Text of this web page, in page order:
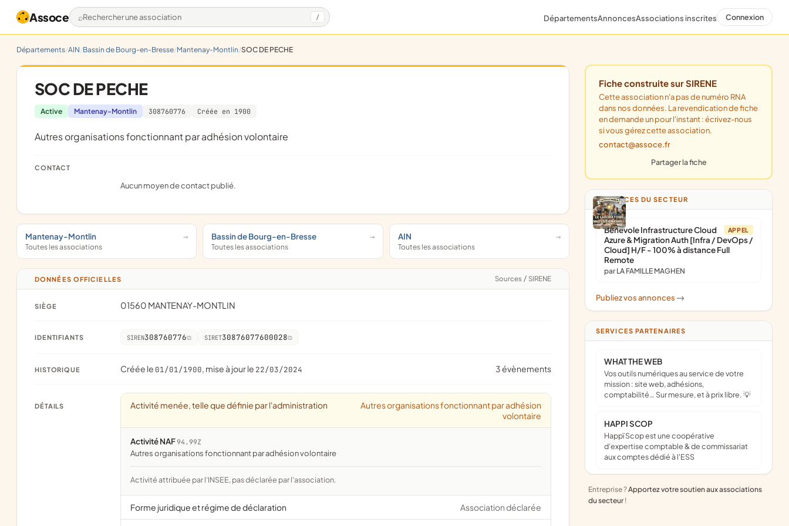
Assoce Rechercher une association / DépartementsAnnoncesAssociations inscrites Connexion
Départements AIN Bassin de Bourg-en-Bresse Mantenay-Montlin SOC DE PECHE
SOC DE PECHE
Active Mantenay-Montlin 308760776 Créée en 1900
Autres organisations fonctionnant par adhésion volontaire
CONTACT
Aucun moyen de contact publié.
Mantenay-Montlin
Toutes les associations
Bassin de Bourg-en-Bresse
Toutes les associations
AIN
Toutes les associations
DONNÉES OFFICIELLES Sources / SIRENE
SIÈGE 01560 MANTENAY-MONTLIN
IDENTIFIANTS SIREN308760776 SIRET30876077600028
HISTORIQUE Créée le 01/01/1900, mise à jour le 22/03/2024 3 évènements
DÉTAILS Activité menée, telle que définie par l'administration
Autres organisations fonctionnant par adhésion
volontaire
Activité NAF94.99Z
Autres organisations fonctionnant par adhésion volontaire
Activité attribuée par l'INSEE, pas déclarée par l'association.
Forme juridique et régime de déclaration Association déclarée
Fiche construite sur SIRENE
Cette association n'a pas de numéro RNA
dans nos données. La revendication de fiche
en demande un pour l'instant : écrivez-nous
si vous gérez cette association.
contact@assoce.fr
Partager la fiche
ANNONCES DU SECTEUR
APPEL
Bénévole Infrastructure Cloud
Azure & Migration Auth [Infra / DevOps /
Cloud] H/F - 100% à distance Full
Remote
par LA FAMILLE MAGHEN
Publiez vos annonces ->
SERVICES PARTENAIRES
WHAT THE WEB
Vos outils numériques au service de votre
mission : site web, adhésions,
comptabilité… Sur mesure, et à prix libre. 💡
HAPPI SCOP
Happï Scop est une coopérative
d’expertise comptable & de commissariat
aux comptes dédié à l'ESS
Entreprise ?Apportez votre soutien aux associations
du secteur !